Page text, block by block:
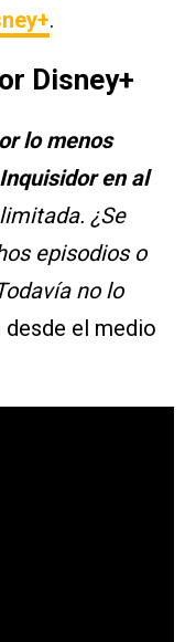
.
Disney+
lo menos
en al
¿Se
episodios o
no lo
desde el medio